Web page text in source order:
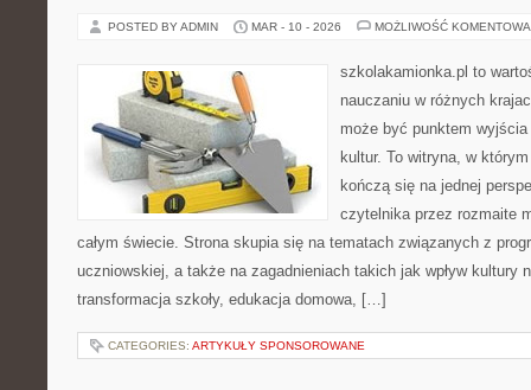
POSTED BY ADMIN MAR - 10 - 2026 MOŻLIWOŚĆ
szkolakamionka.pl to
nauczaniu w różnych
może być punktem
kultur. To witryna, w
kończą się na jednej
czytelnika przez rozmaite
całym świecie. Strona skupia się na tematach związanych z
uczniowskiej, a także na zagadnieniach takich jak wpływ kultury
transformacja szkoły, edukacja domowa, […]
CATEGORIES: ARTYKUŁY SPONSOROWANE